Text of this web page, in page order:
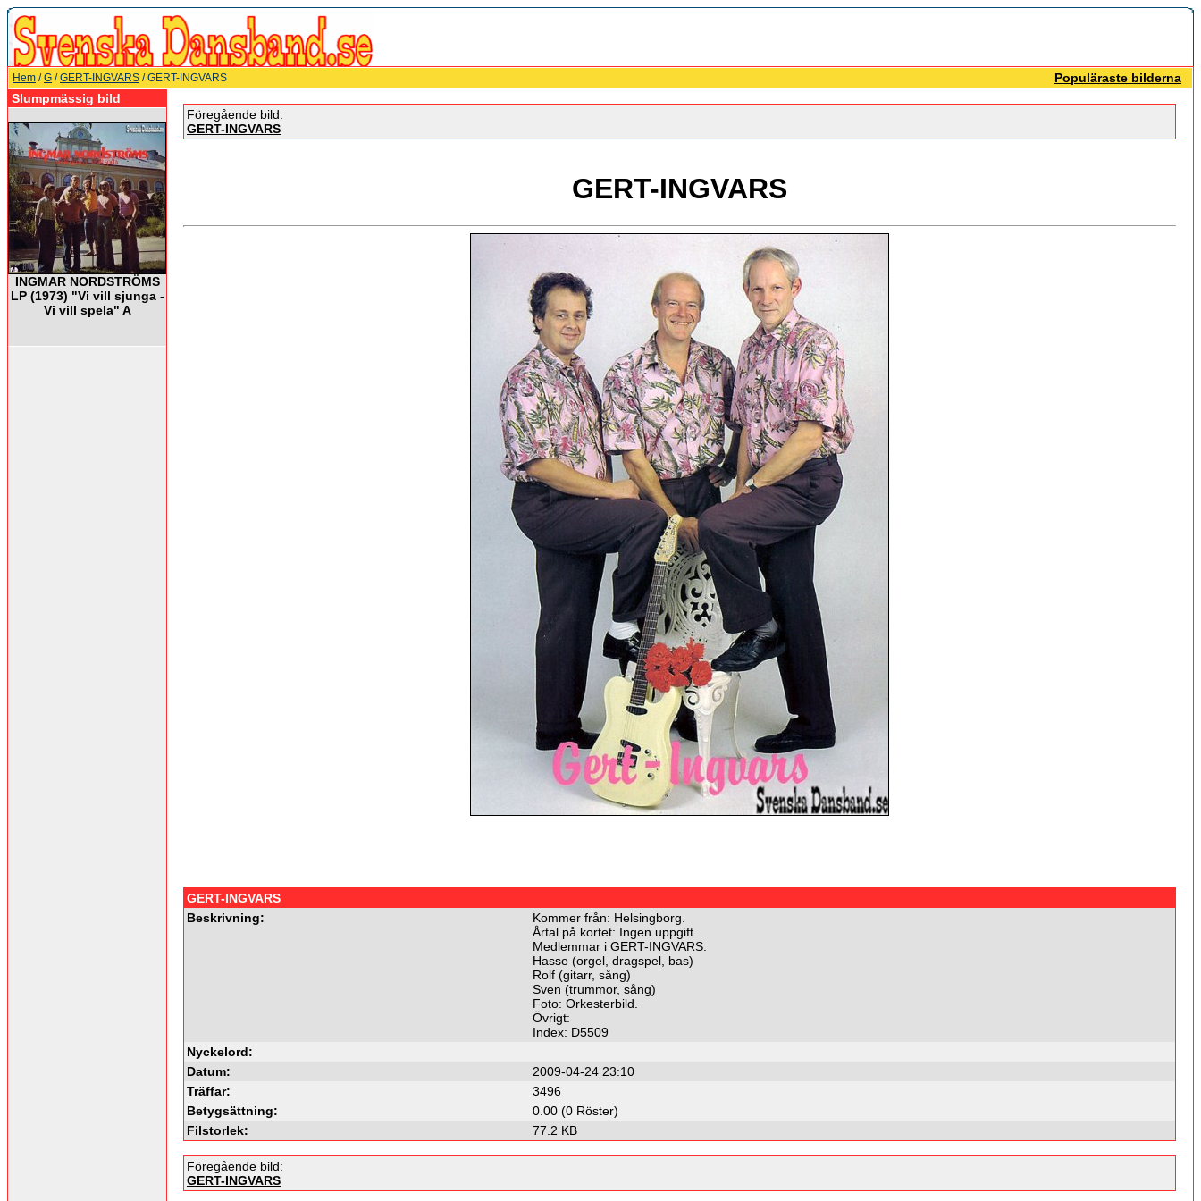
Hem /G /GERT-INGVARS / GERT-INGVARS
Populäraste bilderna
Slumpmässig bild
INGMAR NORDSTRÖMS
LP (1973) "Vi vill sjunga -
Vi vill spela" A
Föregående bild:
GERT-INGVARS
GERT-INGVARS
GERT-INGVARS
Beskrivning:
Kommer från: Helsingborg.
Årtal på kortet: Ingen uppgift.
Medlemmar i GERT-INGVARS:
Hasse (orgel, dragspel, bas)
Rolf (gitarr, sång)
Sven (trummor, sång)
Foto: Orkesterbild.
Övrigt:
Index: D5509
Nyckelord:
Datum:
2009-04-24 23:10
Träffar:
3496
Betygsättning:
0.00 (0 Röster)
Filstorlek:
77.2 KB
Föregående bild:
GERT-INGVARS